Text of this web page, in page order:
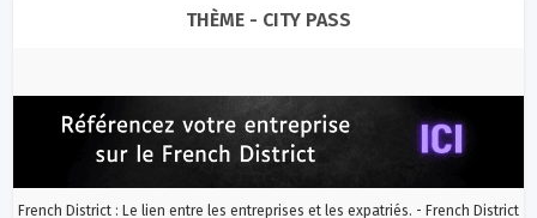
THÈME - CITY PASS
French District : Le lien entre les entreprises et les expatriés. - French District